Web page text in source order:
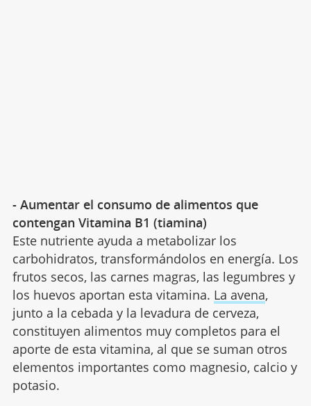
- Aumentar el consumo de alimentos que
contengan Vitamina B1 (tiamina)
Este nutriente ayuda a metabolizar los
carbohidratos, transformándolos en energía. Los
frutos secos, las carnes magras, las legumbres y
los huevos aportan esta vitamina. La avena,
junto a la cebada y la levadura de cerveza,
constituyen alimentos muy completos para el
aporte de esta vitamina, al que se suman otros
elementos importantes como magnesio, calcio y
potasio.